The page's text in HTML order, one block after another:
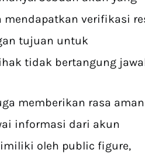
verifikasi
tujuan untuk
tidak bertangung
memberikan rasa aman
informasi dari akun
oleh public figure,